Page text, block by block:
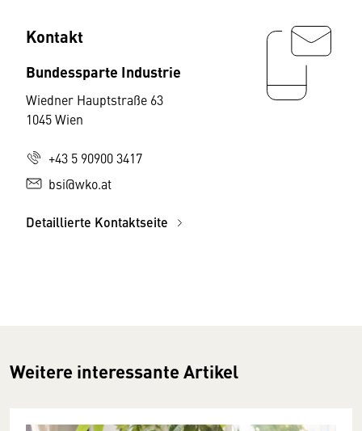
Kontakt
Bundessparte Industrie
Wiedner Hauptstraße 63
1045 Wien
+43 5 90900 3417
bsi@wko.at
Detaillierte Kontaktseite
Weitere interessante Artikel